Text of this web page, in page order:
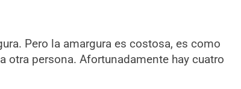
Pero la amargura es costosa, es como
otra persona. Afortunadamente hay cuatro